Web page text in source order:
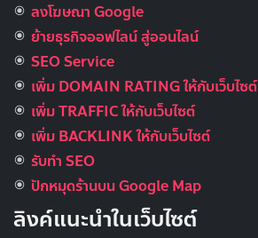
ลงโฆษณา Google
ย้ายธุรกิจออฟไลน์ สู่ออนไลน์
SEO Service
เพิ่ม DOMAIN RATING ให้กับเว็บไซต์
เพิ่ม TRAFFIC ให้กับเว็บไซต์
เพิ่ม BACKLINK ให้กับเว็บไซต์
รับทำ SEO
ปักหมุดร้านบน Google Map
ลิงค์แนะนำในเว็บไซต์